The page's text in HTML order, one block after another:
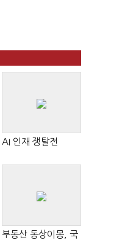
AI 인재 쟁탈전
부동산 동상이몽, 국